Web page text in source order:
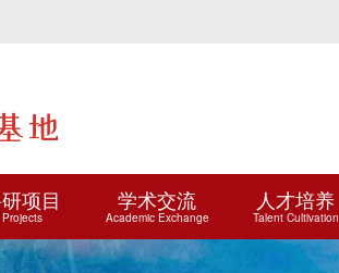
项目
Projects
学术交流
Academic Exchange
人才培养
Talent Cultivation